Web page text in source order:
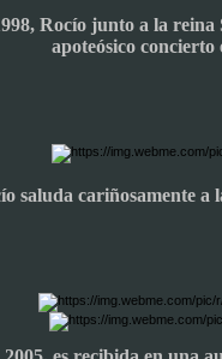
Rocío junto a la reina
apoteósico
saluda cariñosamente a